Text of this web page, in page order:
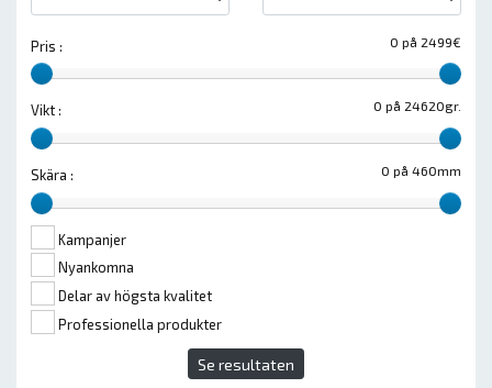
0 på 2499€
Pris :
0 på 24620gr.
Vikt :
0 på 460mm
Skära :
Kampanjer
Nyankomna
Delar av högsta kvalitet
Professionella produkter
Se resultaten